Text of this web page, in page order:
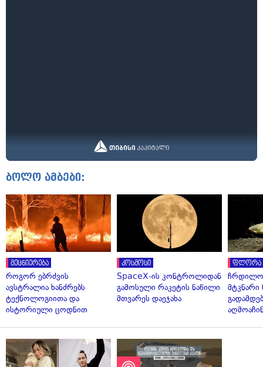
ბოლო ამბები:
მეცნიერება
როგორ ებრძვის
ავსტრალია ხანძრებს
ტექნოლოგიითა და
ისტორიული ცოდნით
კოსმოსი
SpaceX-ის კონტროლიდან
გამოსული რაკეტის ნაწილი
მთვარეს დაეჯახა
ფლორა
მტკნარი